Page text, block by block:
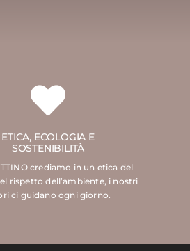
ETICA, ECOLOGIA E
SOSTENIBILITÀ
crediamo in un etica del
rispetto dell’ambiente, i nostri
ci guidano ogni giorno.